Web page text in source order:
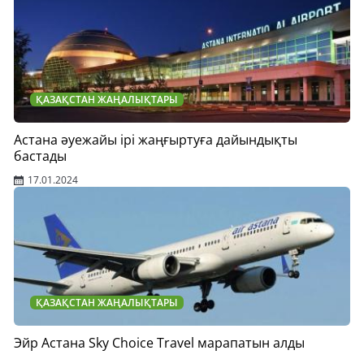
ҚАЗАҚСТАН ЖАҢАЛЫҚТАРЫ
Астана әуежайы ірі жаңғыртуға дайындықты
бастады
17.01.2024
ҚАЗАҚСТАН ЖАҢАЛЫҚТАРЫ
Эйр Астана Sky Choice Travel марапатын алды